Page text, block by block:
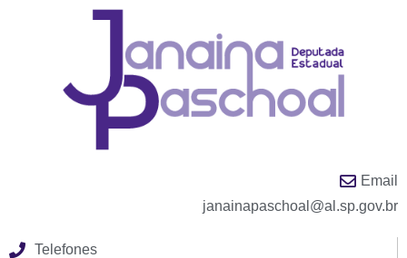
Email
janainapaschoal@al.sp.gov.br
Telefones